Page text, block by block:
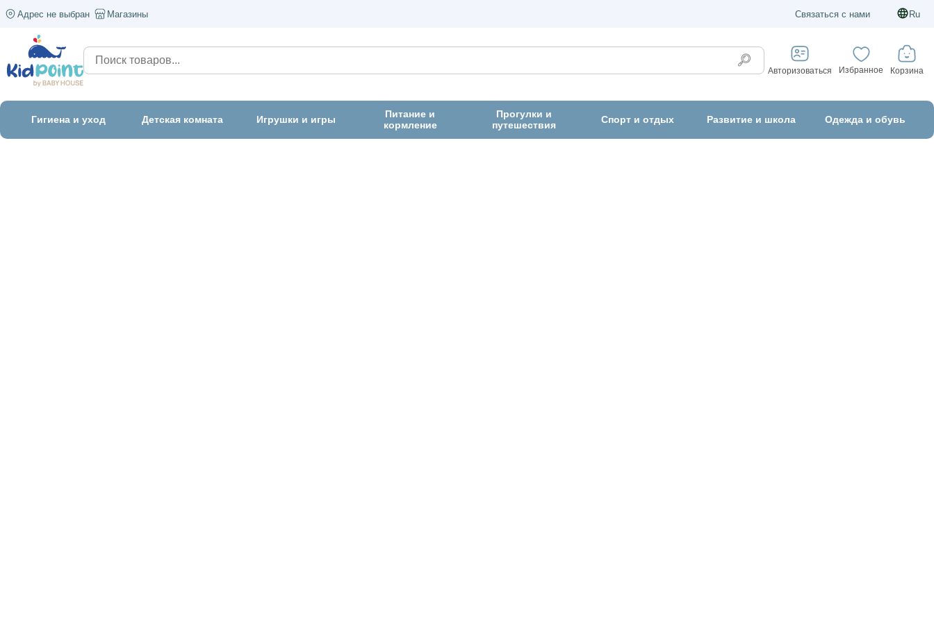
Адрес не выбран Магазины Связаться с нами Ru
Авторизоваться Избранное Корзина
Гигиена и уход Детская комната Игрушки и игры
Питание и
кормление
Прогулки и
путешествия
Спорт и отдых Развитие и школа Одежда и обувь